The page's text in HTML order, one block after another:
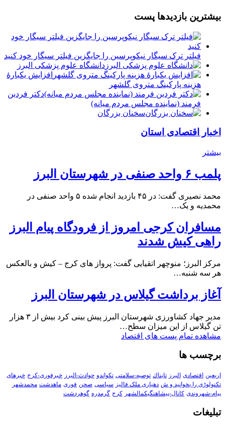
بیشترین بازدیدها پست
فیلتر ترک سیگار نیکوپرسین را جایگزین فیلتر سیگار خود کنید
دانشگاه علوم پزشکی البرز
افزایش یکبارۀ
هزینه پارکینگ متروی گلشهر
دكتر فردين
فرمند (نماينده مجلس مردم میانه)
سخنان بزرگان
اخبار اقتصادی استان
بیشتر
پلمب ۶ واحد صنفی در شهرستان البرز
محمد نصیری گفت: در ۴۵ بازدید انجام شده ۵ واحد صنفی در
محمدیه و یک…
مسافران کرجی امروز از فرودگاه پیام البرز
راهی کیش شدند
مرکز البرز؛ منوچهر اتقیایی گفت: پرواز های کرج – کیش و بالعکس
هر سه شنبه…
آغاز برداشت گیلاس در شهرستان البرز
مدیر جهاد کشاورزی شهرستان البرز پیش بینی کرد بیش از ۳ هزار
تن گیلاس از این میزان سطح…
مشاهده تمام پست های اقتصاد
برچسب ها
اربعین اقتصادی البرز تابناك توصیه-سلامتی تکواندو حوادث-البرز خبرفوری-کرج خبرهای
تکنولوڑی را بخوانید و ش دهیاری ملک فالیز سیاسی صحن فوری ماهدشت محمدشهر
پیام-شهروندی کانال-پیشاهنگیکمالشهر کرج گرمدره گوهردشت
تبلیغات